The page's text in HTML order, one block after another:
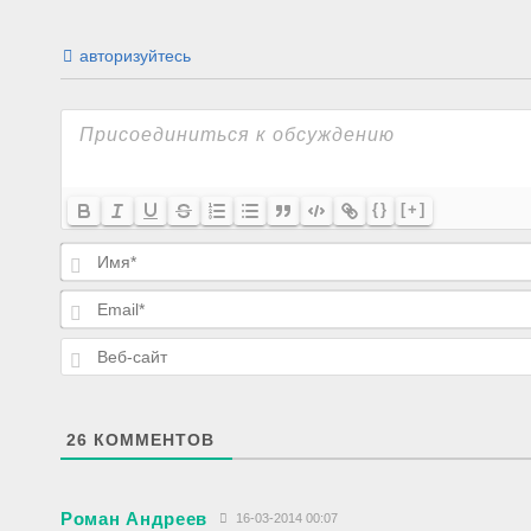
авторизуйтесь
{} [+]
26 КОММЕНТОВ
Роман Андреев 16-03-2014 00:07